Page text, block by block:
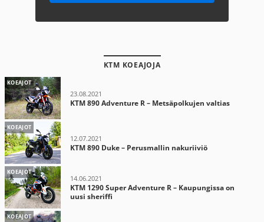
KTM KOEAJOJA
KOEAJOT
23.08.2021
KTM 890 Adventure R – Metsäpolkujen valtias
KOEAJOT
12.07.2021
KTM 890 Duke – Perusmallin nakuriiviö
KOEAJOT
14.06.2021
KTM 1290 Super Adventure R – Kaupungissa on
uusi sheriffi
KOEAJOT